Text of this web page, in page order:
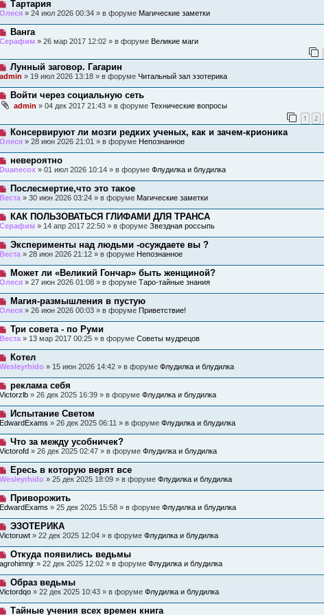
и
е
о
б
е
н
и
с
о
б
щ
н
и
е
Н
о
в
о
е
с
о
б
щ
н
и
е
Тартария
Олеся » 24 июл 2026 00:34 » в форуме Магические заметки
Н
о
в
е
с
о
о
щ
и
е
Ванга
Серафим » 26 мар 2017 12:02 » в форуме Великие маги
Н
о
о
е
с
о
щ
и
е
Лунный заговор. Гагарин
admin » 19 июл 2026 13:18 » в форуме Читальный зал эзотерика
Н
о
в
е
с
о
о
б
щ
н
и
е
Войти через социальную сеть
admin » 04 дек 2017 21:43 » в форуме Технические вопросы
1 2
Н
о
о
е
с
о
б
е
н
и
е
Консервируют ли мозги редких ученых, как и зачем-крионика
Олеся » 28 июн 2026 21:01 » в форуме Непознанное
Н
о
о
е
с
о
б
е
н
и
е
невероятно
Duanecox » 01 июл 2026 10:14 » в форуме Флудилка и блудилка
Н
о
о
е
с
о
о
б
е
н
и
е
Послесмертие,что это такое
Веста » 30 июн 2026 03:24 » в форуме Магические заметки
Н
о
в
о
е
с
о
б
е
н
и
е
КАК ПОЛЬЗОВАТЬСЯ ГЛИФАМИ ДЛЯ ТРАНСА
Серафим » 14 апр 2017 22:50 » в форуме Звездная россыпь
Н
о
о
е
с
о
б
е
и
е
Эксперименты над людьми -осуждаете вы ?
Веста » 28 июн 2026 21:12 » в форуме Непознанное
Н
о
о
е
с
о
о
б
е
н
и
е
Может ли «Великий Гончар» быть женщиной?
Олеся » 27 июн 2026 01:08 » в форуме Таро-тайные знания
Н
о
о
с
о
б
н
и
е
Магия-размышления в пустую
Олеся » 26 июн 2026 00:03 » в форуме Приветствие!
Н
о
о
е
с
о
о
б
е
н
и
е
Три совета - по Руми
Веста » 13 мар 2017 00:25 » в форуме Советы мудрецов
Н
о
о
с
о
б
е
и
е
Котел
Wesleyrhido » 15 июн 2026 14:42 » в форуме Флудилка и блудилка
Н
о
о
е
с
о
о
б
е
н
и
е
реклама себя
Victorzlb » 26 дек 2025 16:39 » в форуме Флудилка и блудилка
Н
о
о
е
с
о
б
е
н
и
е
Испытание Светом
EdwardExams » 26 дек 2025 06:11 » в форуме Флудилка и блудилка
Н
о
о
е
с
о
б
е
н
и
е
Что за между усобничек?
Victorofd » 26 дек 2025 02:47 » в форуме Флудилка и блудилка
Н
о
о
е
с
о
о
б
е
н
и
е
Ересь в которую верят все
Wesleyrhido » 25 дек 2025 18:09 » в форуме Флудилка и блудилка
Н
о
о
е
с
о
о
б
е
н
и
е
Приворожить
EdwardExams » 25 дек 2025 15:58 » в форуме Флудилка и блудилка
Н
о
о
е
с
о
о
б
е
ЭЗОТЕРИКА
Victoruwt » 22 дек 2025 12:04 » в форуме Флудилка и блудилка
Н
о
в
о
е
с
о
о
Откуда появились ведьмы
agrohimnjr » 22 дек 2025 12:02 » в форуме Флудилка и блудилка
Н
о
о
Образ ведьмы
Victordqo » 22 дек 2025 10:43 » в форуме Флудилка и блудилка
НТайные учения всех времен книга